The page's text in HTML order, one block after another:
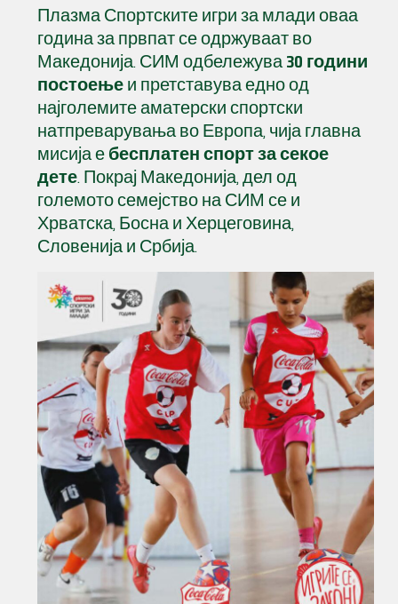
Плазма Спортските игри за млади оваа
година за првпат се одржуваат во
Македонија. СИМ одбележува30 години
постоењеи претставува едно од
најголемите аматерски спортски
натпреварувања во Европа, чија главна
мисија ебесплатен спорт за секое
дете. Покрај Македонија, дел од
големото семејство на СИМ се и
Хрватска, Босна и Херцеговина,
Словенија и Србија.